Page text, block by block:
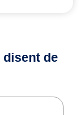
disent de